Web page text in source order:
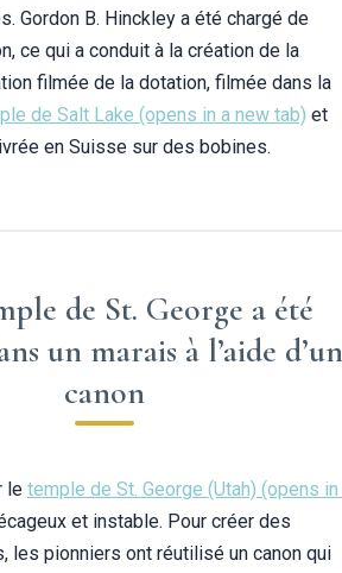
Gordon B. Hinckley a été chargé de
ce qui a conduit à la création de la
filmée de la dotation, filmée dans la
de Salt Lake (opens in a new tab) et
en Suisse sur des bobines.
de St. George a été
un marais à l’aide d’un
canon
le temple de St. George (Utah) (opens in
et instable. Pour créer des
les pionniers ont réutilisé un canon qui